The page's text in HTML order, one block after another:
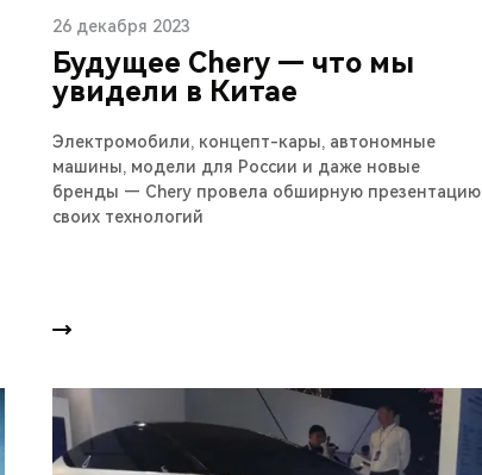
26 декабря 2023
Будущее Chery — что мы
увидели в Китае
Электромобили, концепт-кары, автономные
машины, модели для России и даже новые
бренды — Chery провела обширную презентацию
своих технологий